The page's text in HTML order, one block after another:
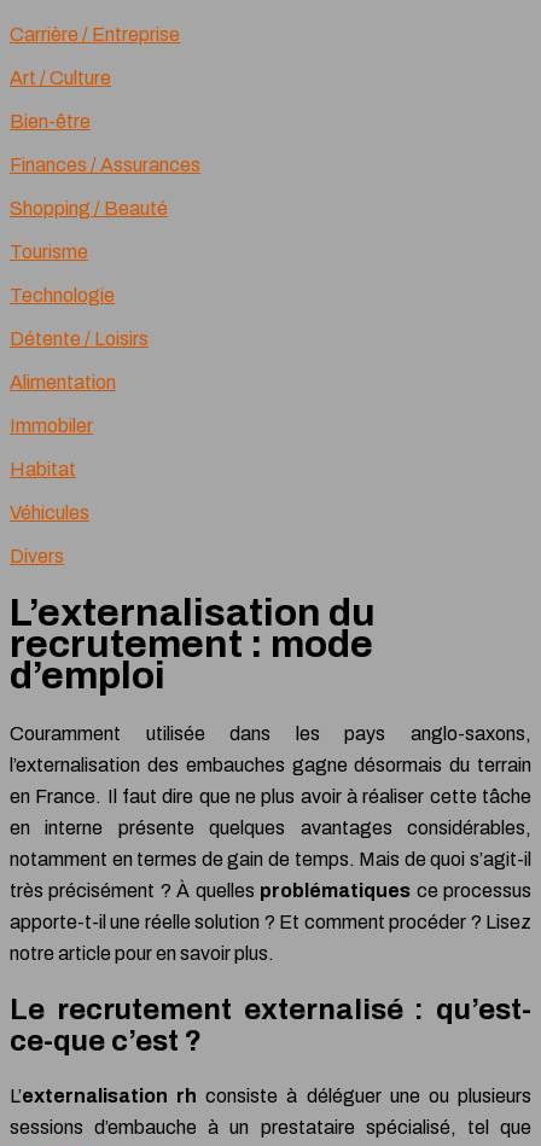
Carrière / Entreprise
Art / Culture
Bien-être
Finances / Assurances
Shopping / Beauté
Tourisme
Technologie
Détente / Loisirs
Alimentation
Immobiler
Habitat
Véhicules
Divers
L’externalisation du
recrutement : mode
d’emploi
Couramment utilisée dans les pays anglo-saxons,
l’externalisation des embauches gagne désormais du terrain
en France. Il faut dire que ne plus avoir à réaliser cette tâche
en interne présente quelques avantages considérables,
notamment en termes de gain de temps. Mais de quoi s’agit-il
très précisément ? À quelles problématiques ce processus
apporte-t-il une réelle solution ? Et comment procéder ? Lisez
notre article pour en savoir plus.
Le recrutement externalisé : qu’est-
ce-que c’est ?
L’externalisation rh consiste à déléguer une ou plusieurs
sessions d’embauche à un prestataire spécialisé, tel que